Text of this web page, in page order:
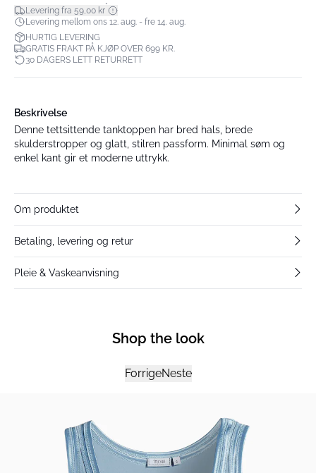
Levering fra 59,00 kr*
Levering mellom ons 12. aug. - fre 14. aug.
HURTIG LEVERING
GRATIS FRAKT PÅ KJØP OVER 699 KR.
30 DAGERS LETT RETURRETT
Beskrivelse
Denne tettsittende tanktoppen har bred hals, brede
skulderstropper og glatt, stilren passform. Minimal søm og
enkel kant gir et moderne uttrykk.
Om produktet
Betaling, levering og retur
Pleie & Vaskeanvisning
Shop the look
ForrigeNeste